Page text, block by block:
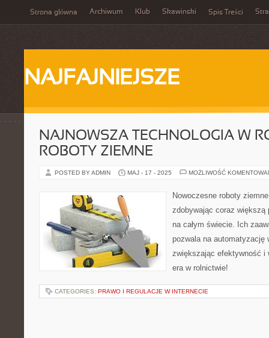
Strona główna Archiwum Klub Skawinski Spis Treści
NAJFAJNIEJSZE
NAJNOWSZA TECHNOLOGIA W
ROBOTY ZIEMNE
POSTED BY ADMIN MAJ - 17 - 2025 MOŻLIWOŚĆ
Nowoczesne roboty
zdobywając coraz większą
na całym świecie. Ich
pozwala na automatyzację
zwiększając efektywność i
era w rolnictwie!
CATEGORIES: PRAWO I REGULACJE W INTERNECIE